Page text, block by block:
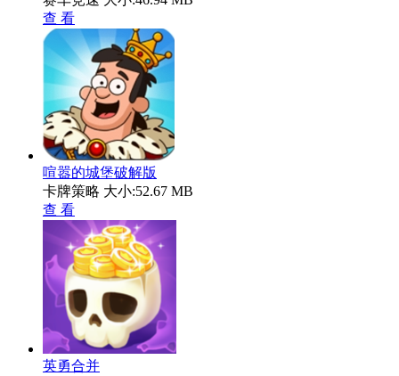
查 看
喧嚣的城堡破解版
卡牌策略 大小:52.67 MB
查 看
英勇合并